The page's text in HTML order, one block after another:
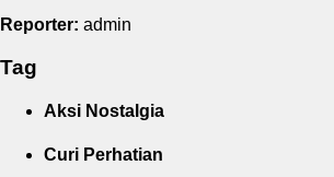
Reporter: admin
Tag
Aksi Nostalgia
Curi Perhatian